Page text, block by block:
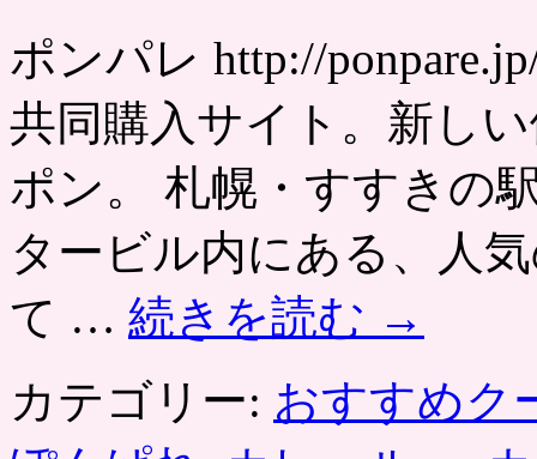
ポンパレ http://
共同購入サイト。新し
ポン。 札幌・すすきの
タービル内にある、人
て … 続きを読む →
カテゴリー: おすすめク